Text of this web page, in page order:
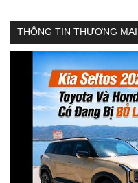
THÔNG TIN THƯƠNG MẠI